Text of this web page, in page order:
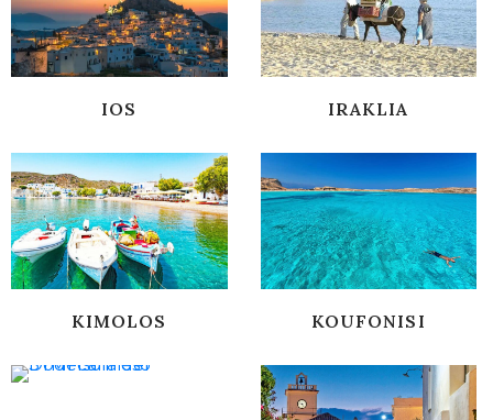
IOS IRAKLIA
KIMOLOS KOUFONISI